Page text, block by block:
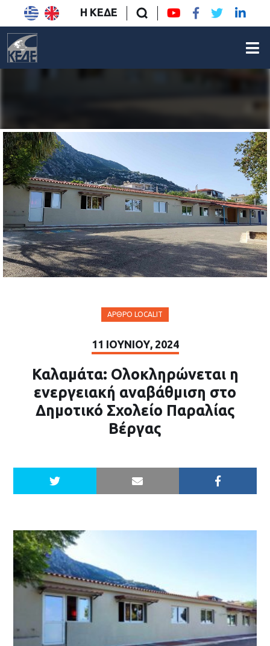
Η ΚΕΔΕ
ΆΡΘΡΟ LOCALIT
11 ΙΟΥΝΊΟΥ, 2024
Καλαμάτα: Ολοκληρώνεται η
ενεργειακή αναβάθμιση στο
Δημοτικό Σχολείο Παραλίας
Βέργας